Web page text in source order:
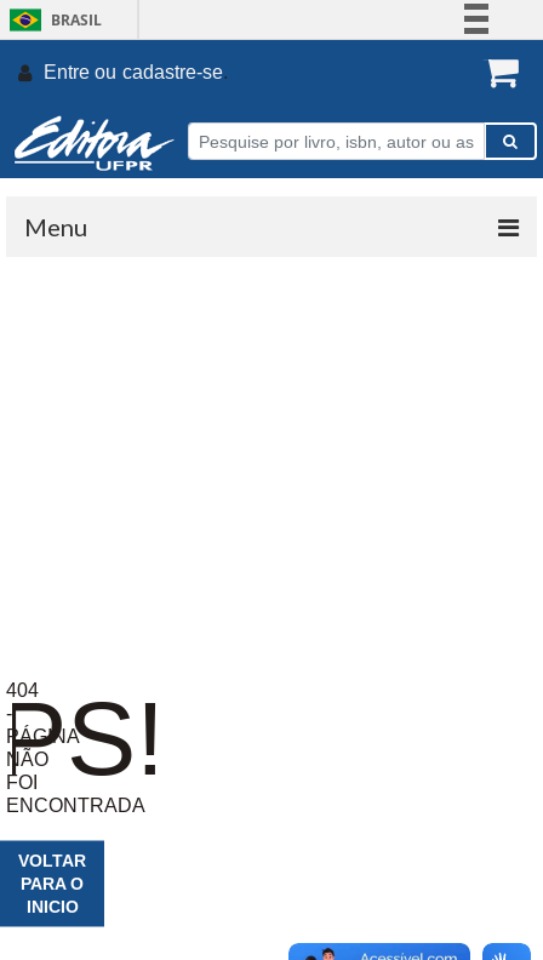
BRASIL
Participe
Entre ou cadastre-se.
Menu
404
-
PÁGINA
NÃO
FOI
ENCONTRADA
VOLTAR
PARA O
INICIO